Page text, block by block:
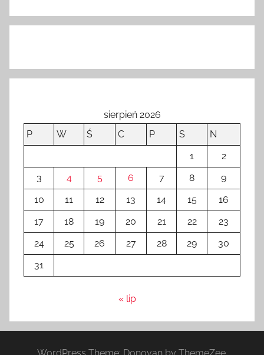
sierpień 2026
P
W Ś C P S
N
1
2
3
4 5 6 7 8
9
10
11 12 13 14 15
16
17
18 19 20 21 22
23
24
25 26 27 28 29
30
31
« lip